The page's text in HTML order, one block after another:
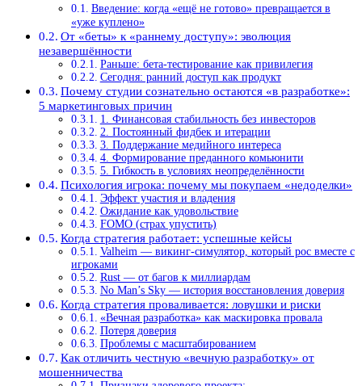
Введение: когда «ещё не готово» превращается в
«уже куплено»
От «беты» к «раннему доступу»: эволюция
незавершённости
Раньше: бета-тестирование как привилегия
Сегодня: ранний доступ как продукт
Почему студии сознательно остаются «в разработке»:
5 маркетинговых причин
1. Финансовая стабильность без инвесторов
2. Постоянный фидбек и итерации
3. Поддержание медийного интереса
4. Формирование преданного комьюнити
5. Гибкость в условиях неопределённости
Психология игрока: почему мы покупаем «недоделки»
Эффект участия и владения
Ожидание как удовольствие
FOMO (страх упустить)
Когда стратегия работает: успешные кейсы
Valheim — викинг-симулятор, который рос вместе с
игроками
Rust — от багов к миллиардам
No Man’s Sky — история восстановления доверия
Когда стратегия проваливается: ловушки и риски
«Вечная разработка» как маскировка провала
Потеря доверия
Проблемы с масштабированием
Как отличить честную «вечную разработку» от
мошенничества